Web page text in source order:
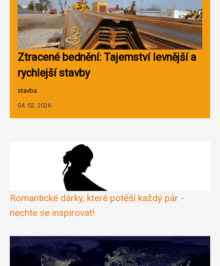
Ztracené bednění: Tajemství levnější a
rychlejší stavby
stavba
04. 02. 2026
Romantické dárky, které potěší každý pár -
nechte se inspirovat!